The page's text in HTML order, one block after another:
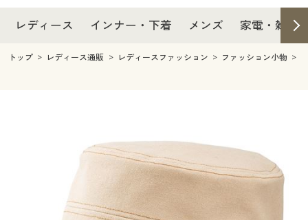
レディースファッション
インナー・下着
インナー・下着通販すべて
ジュニア・ティーンズ下着
メンズ
キッチン・雑貨・日用品
寝具・インテリア・家具通販すべて
家具・収納
美容・健康通販すべて
制服・スクール
レディース インナー・下着 メンズ 家電・雑貨
レディースファッション
インナー・下着通販すべて
メンズ
寝具・ベッド
美容・健康・サプリメント
制服・スクールすべて
大きいサイズ
トップ レディース通販 レディースファッション ファッション小物